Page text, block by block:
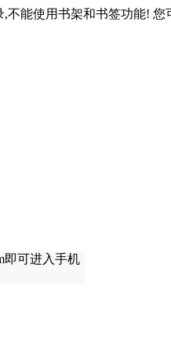
不能使用书架和书签功能! 您
即可进入手机